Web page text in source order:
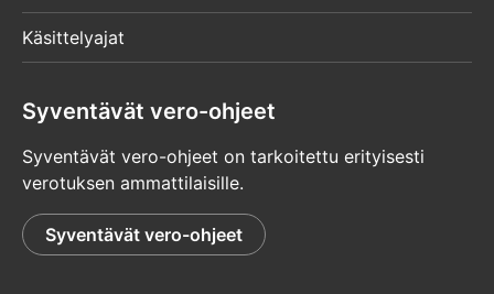
Käsittelyajat
Syventävät vero-ohjeet
Syventävät vero-ohjeet on tarkoitettu erityisesti
verotuksen ammattilaisille.
Syventävät vero-ohjeet